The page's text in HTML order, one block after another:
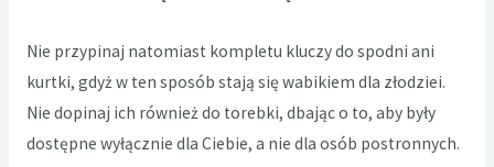
Nie przypinaj natomiast kompletu kluczy do spodni ani
kurtki, gdyż w ten sposób stają się wabikiem dla złodziei.
Nie dopinaj ich również do torebki, dbając o to, aby były
dostępne wyłącznie dla Ciebie, a nie dla osób postronnych.